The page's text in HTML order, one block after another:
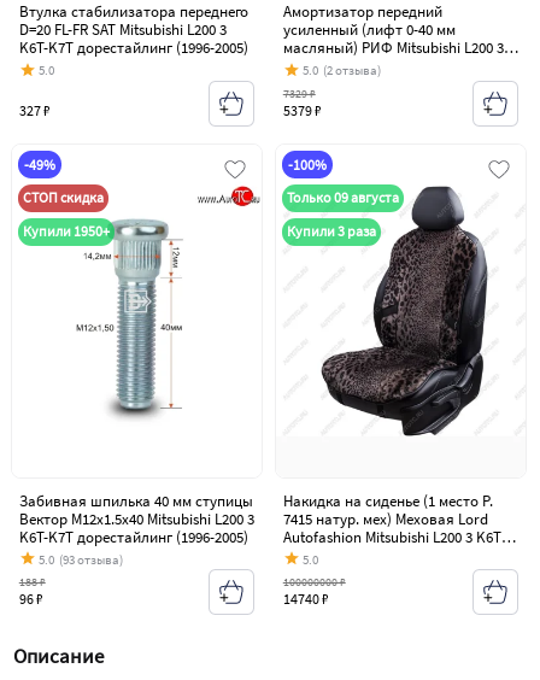
Втулка стабилизатора переднего
D=20 FL-FR SAT Mitsubishi L200 3
K6T-K7T дорестайлинг (1996-2005)
5.0
327 ₽
Амортизатор передний
усиленный (лифт 0-40 мм
масляный) РИФ Mitsubishi L200 3
K6T-K7T дорестайлинг (1996-2005)
5.0 (2 отзыва)
5379 ₽
7329 ₽
-49%
СТОП скидка
Купили 1950+
Забивная шпилька 40 мм ступицы
Вектор M12x1.5x40 Mitsubishi L200 3
K6T-K7T дорестайлинг (1996-2005)
5.0 (93 отзыва)
96 ₽
188 ₽
-100%
Только 09 августа
Купили 3 раза
Накидка на сиденье (1 место Р.
7415 натур. мех) Меховая Lord
Autofashion Mitsubishi L200 3 K6T-
K7T дорестайлинг (1996-2005)
5.0
14740 ₽
100000000 ₽
Описание